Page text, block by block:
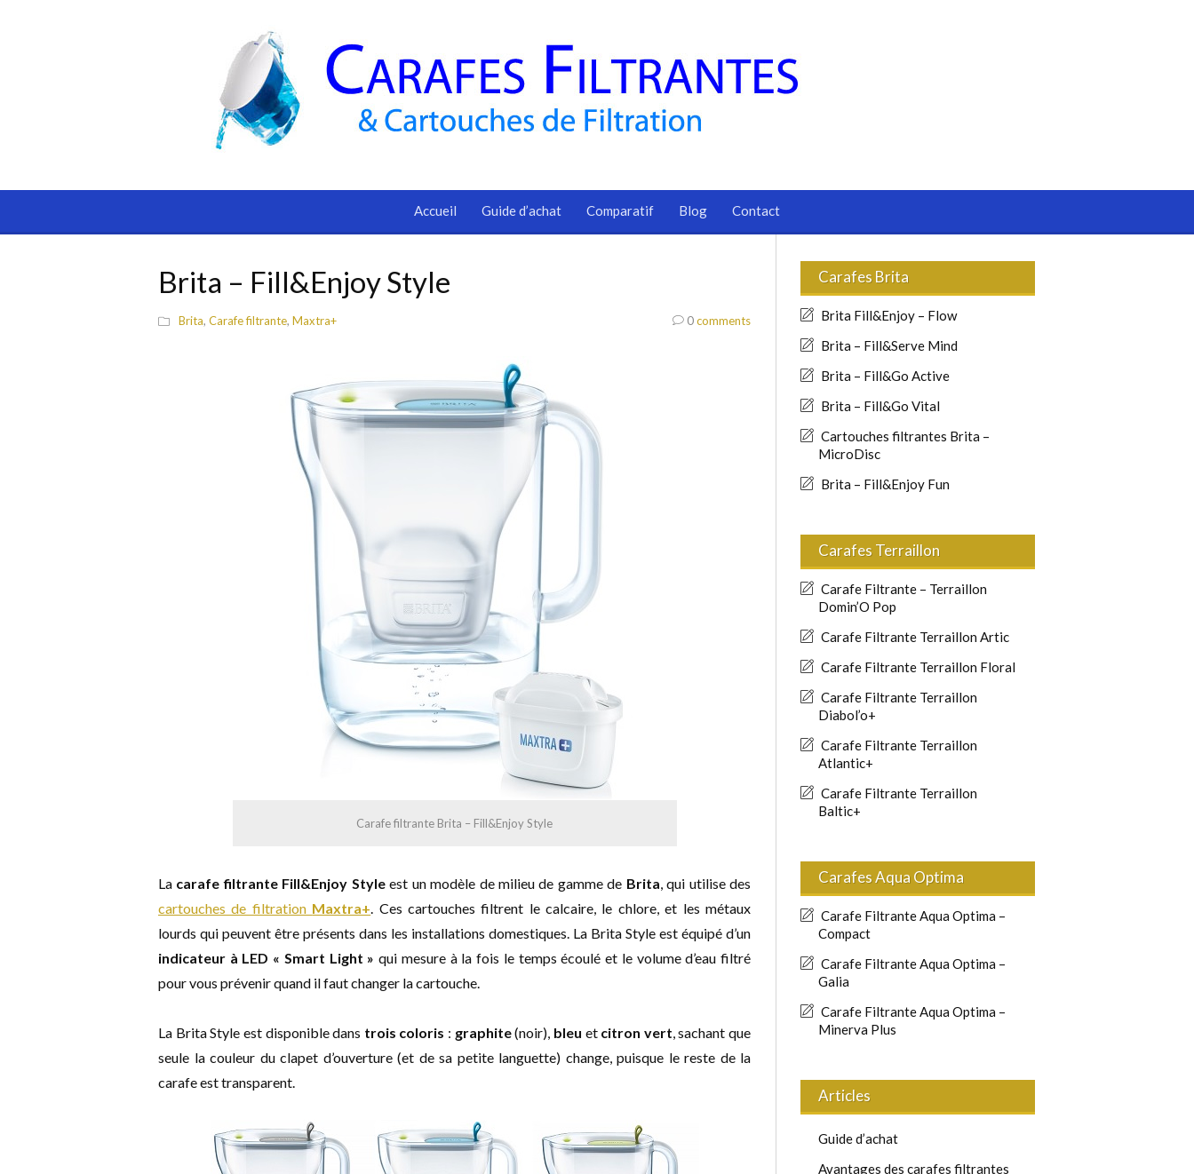
Accueil Guide d’achat Comparatif Blog Contact
Brita – Fill&Enjoy Style
Brita, Carafe filtrante, Maxtra+ 0comments
Carafe filtrante Brita – Fill&Enjoy Style
La carafe filtrante Fill&Enjoy Styleest un modèle de milieu de gamme de Brita, qui utilise des
cartouches de filtration Maxtra+. Ces cartouches filtrent le calcaire, le chlore, et les métaux
lourds qui peuvent être présents dans les installations domestiques. La Brita Style est équipé d’un
indicateur à LED « Smart Light » qui mesure à la fois le temps écoulé et le volume d’eau filtré
pour vous prévenir quand il faut changer la cartouche.
La Brita Style est disponible dans trois coloris : graphite(noir), bleu et citron vert, sachant que
seule la couleur du clapet d’ouverture (et de sa petite languette) change, puisque le reste de la
carafe est transparent.
Carafes Brita
Brita Fill&Enjoy – Flow
Brita – Fill&Serve Mind
Brita – Fill&Go Active
Brita – Fill&Go Vital
Cartouches filtrantes Brita –
MicroDisc
Brita – Fill&Enjoy Fun
Carafes Terraillon
Carafe Filtrante – Terraillon
Domin’O Pop
Carafe Filtrante Terraillon Artic
Carafe Filtrante Terraillon Floral
Carafe Filtrante Terraillon
Diabol’o+
Carafe Filtrante Terraillon
Atlantic+
Carafe Filtrante Terraillon
Baltic+
Carafes Aqua Optima
Carafe Filtrante Aqua Optima –
Compact
Carafe Filtrante Aqua Optima –
Galia
Carafe Filtrante Aqua Optima –
Minerva Plus
Articles
Guide d’achat
Avantages des carafes filtrantes